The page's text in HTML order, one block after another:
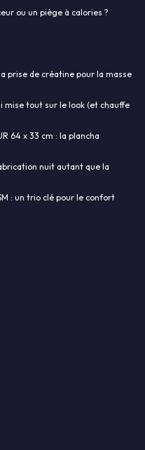
ou un piège à calories ?
prise de créatine pour la masse
mise tout sur le look (et chauffe
64 x 33 cm : la plancha
nuit autant que la
: un trio clé pour le confort